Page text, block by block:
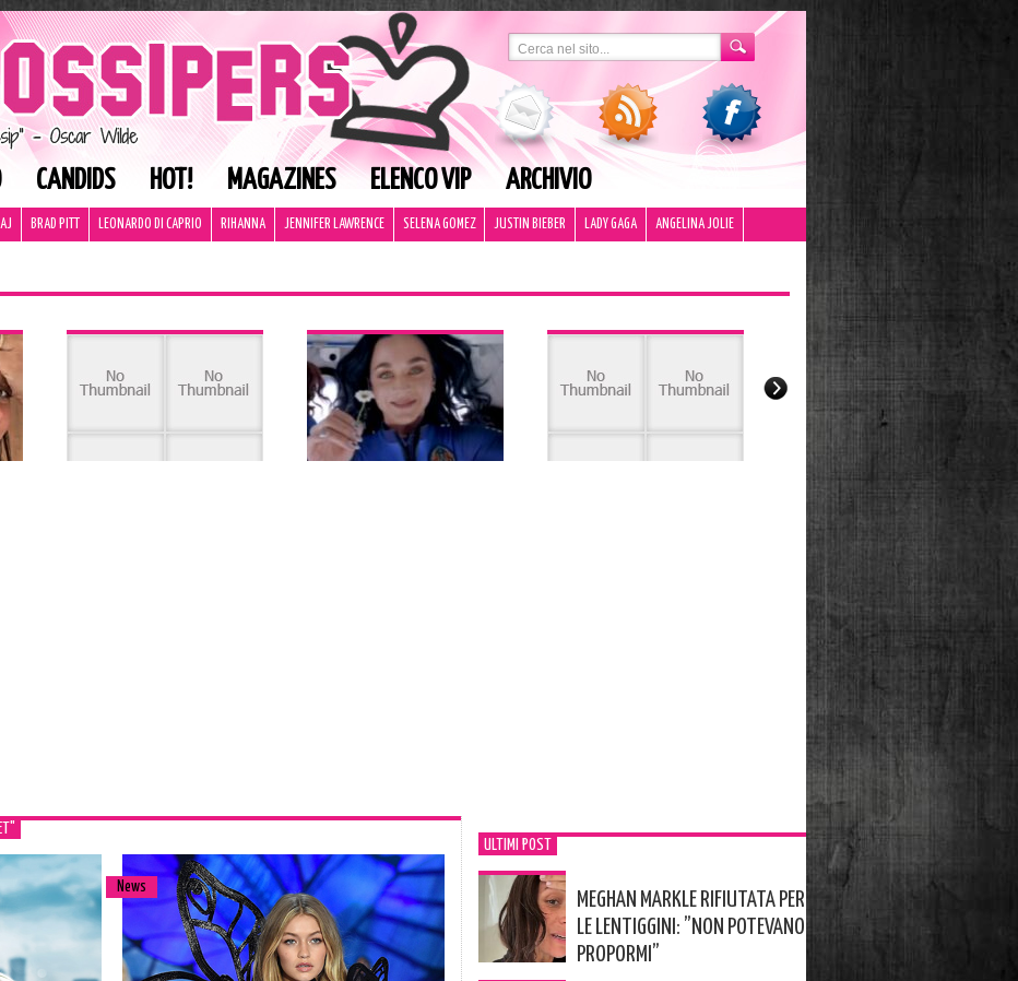
CANDIDS HOT! MAGAZINES ELENCO VIP ARCHIVIO
BRAD PITT LEONARDO DI CAPRIO RIHANNA JENNIFER LAWRENCE SELENA GOMEZ JUSTIN BIEBER LADY GAGA ANGELINA JOLIE
News
ULTIMI POST
MEGHAN MARKLE RIFIUTATA PER
LE LENTIGGINI: ”NON POTEVANO
PROPORMI”